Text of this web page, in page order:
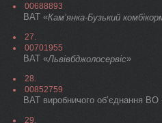
00688893
ВАТ «Кам’янка-Бузький
27.
00701955
ВАТ «Львівбджолосервіс»
28.
00852759
ВАТ виробничого об’єднання ВО
29.